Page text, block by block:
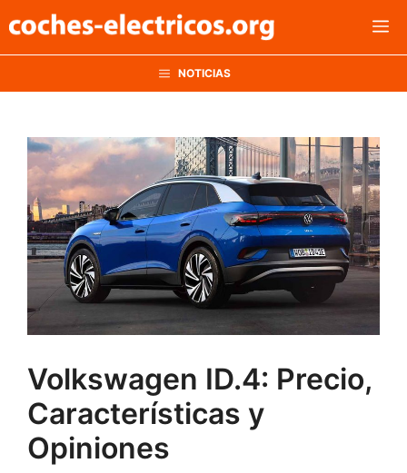
al
NOTICIAS
Volkswagen ID.4: Precio,
Características y
Opiniones